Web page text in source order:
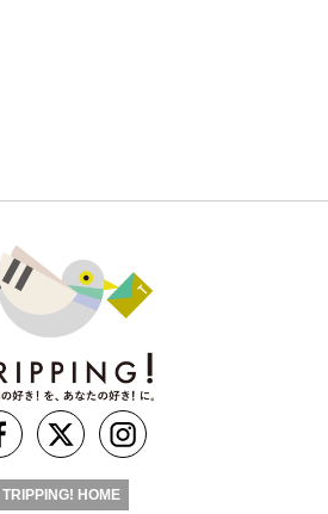
TRIPPING! HOME